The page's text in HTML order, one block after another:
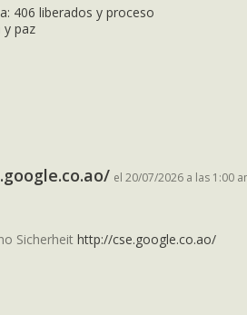
406 liberados y proceso
paz
el 20/07/2026 a las 1:00
Sicherheithttp://cse.google.co.ao/